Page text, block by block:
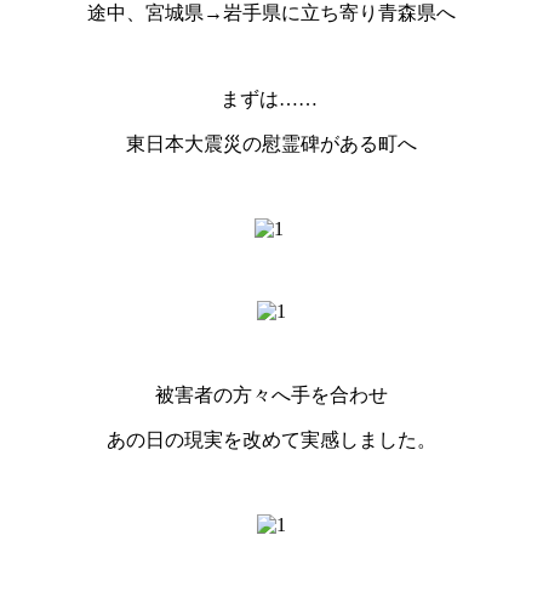
途中、宮城県→岩手県に立ち寄り青森県へ
まずは……
東日本大震災の慰霊碑がある町へ
被害者の方々へ手を合わせ
あの日の現実を改めて実感しました。